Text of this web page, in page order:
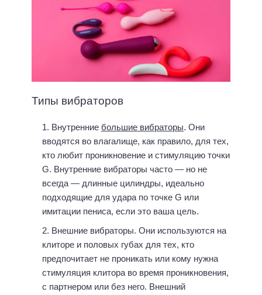
Типы вибраторов
Внутренние большие вибраторы. Они
вводятся во влагалище, как правило, для тех,
кто любит проникновение и стимуляцию точки
G. Внутренние вибраторы часто — но не
всегда — длинные цилиндры, идеально
подходящие для удара по точке G или
имитации пениса, если это ваша цель.
Внешние вибраторы. Они используются на
клиторе и половых губах для тех, кто
предпочитает не проникать или кому нужна
стимуляция клитора во время проникновения,
с партнером или без него. Внешний